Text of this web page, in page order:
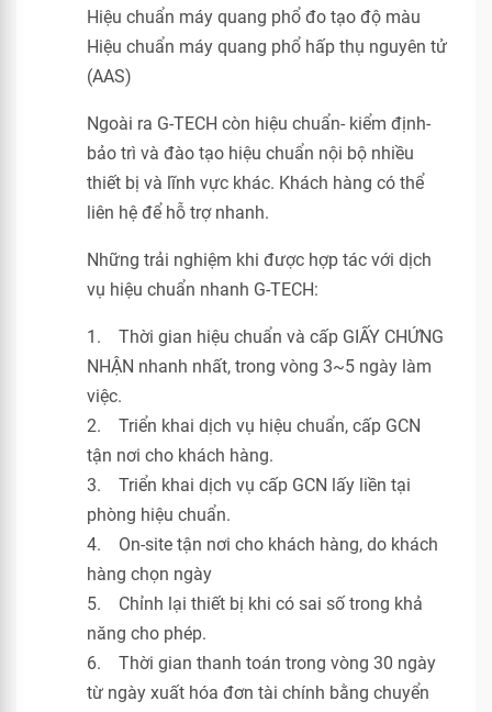
Hiệu chuẩn máy quang phổ đo tạo độ màu
Hiệu chuẩn máy quang phổ hấp thụ nguyên tử
(AAS)
Ngoài ra G-TECH còn hiệu chuẩn- kiểm định-
bảo trì và đào tạo hiệu chuẩn nội bộ nhiều
thiết bị và lĩnh vực khác. Khách hàng có thể
liên hệ để hỗ trợ nhanh.
Những trải nghiệm khi được hợp tác với dịch
vụ hiệu chuẩn nhanh G-TECH:
1. Thời gian hiệu chuẩn và cấp GIẤY CHỨNG
NHẬN nhanh nhất, trong vòng 3~5 ngày làm
việc.
2. Triển khai dịch vụ hiệu chuẩn, cấp GCN
tận nơi cho khách hàng.
3. Triển khai dịch vụ cấp GCN lấy liền tại
phòng hiệu chuẩn.
4. On-site tận nơi cho khách hàng, do khách
hàng chọn ngày
5. Chỉnh lại thiết bị khi có sai số trong khả
năng cho phép.
6. Thời gian thanh toán trong vòng 30 ngày
từ ngày xuất hóa đơn tài chính bằng chuyển